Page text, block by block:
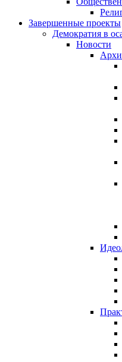
Завершенные проекты
Демократия в
Новости